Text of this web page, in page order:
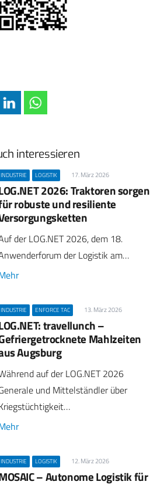
interessieren
INDUSTRIE LOGISTIK 17. März 2026
2026: Traktoren sorgen
robuste und resiliente
der LOG.NET 2026, dem 18.
der Logistik am…
INDUSTRIE ENFORCE TAC 13. März 2026
travellunch –
Mahlzeiten
Augsburg
auf der LOG.NET 2026
und Mittelständler über
INDUSTRIE LOGISTIK 12. März 2026
– Autonome Logistik für